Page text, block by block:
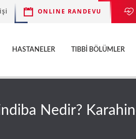
ONLINE RANDEVU
HASTANELER TIBBI BÖLÜMLER
Nedir?